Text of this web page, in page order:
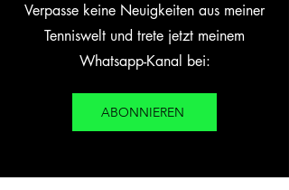
Verpasse keine Neuigkeiten aus meiner
Tenniswelt und trete jetzt meinem
Whatsapp-Kanal bei:
ABONNIEREN